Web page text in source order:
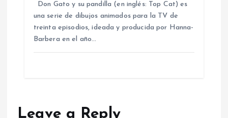
Don Gato y su pandilla (en inglés: Top Cat) es
una serie de dibujos animados para la TV de
treinta episodios, ideada y producida por Hanna-
Barbera en el año…
Leave a Reply